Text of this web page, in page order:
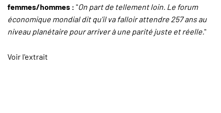
femmes/hommes : "On part de tellement loin. Le forum
économique mondial dit qu'il va falloir attendre 257 ans au
niveau planétaire pour arriver à une parité juste et réelle."
Voir l'extrait